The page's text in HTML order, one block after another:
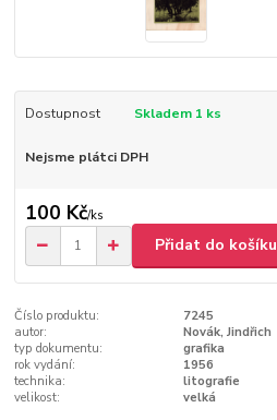
Dostupnost Skladem 1 ks
Nejsme plátci DPH
100 Kč/ks
Přidat do košíku
Číslo produktu:
7245
autor:
Novák, Jindřich
typ dokumentu:
grafika
rok vydání:
1956
technika:
litografie
velikost:
velká